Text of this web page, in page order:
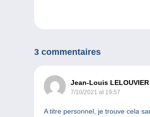
3 commentaires
Jean-Louis LELOUVIER
7/10/2021 at 19:57
A titre personnel, je trouve cela